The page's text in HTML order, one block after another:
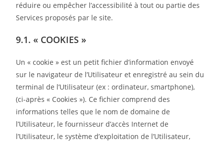
réduire ou empêcher l’accessibilité à tout ou partie des
Services proposés par le site.
9.1. « COOKIES »
Un « cookie » est un petit fichier d’information envoyé
sur le navigateur de l’Utilisateur et enregistré au sein du
terminal de l’Utilisateur (ex : ordinateur, smartphone),
(ci-après « Cookies »). Ce fichier comprend des
informations telles que le nom de domaine de
l’Utilisateur, le fournisseur d’accès Internet de
l’Utilisateur, le système d’exploitation de l’Utilisateur,